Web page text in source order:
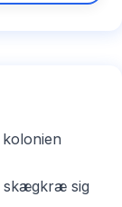
skægkræ sig